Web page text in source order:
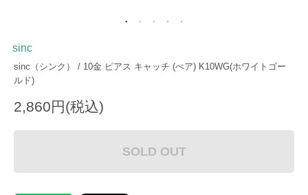
sinc
sinc（シンク） / 10金 ピアス キャッチ (ぺア) K10WG(ホワイトゴー
ルド)
2,860円(税込)
SOLD OUT